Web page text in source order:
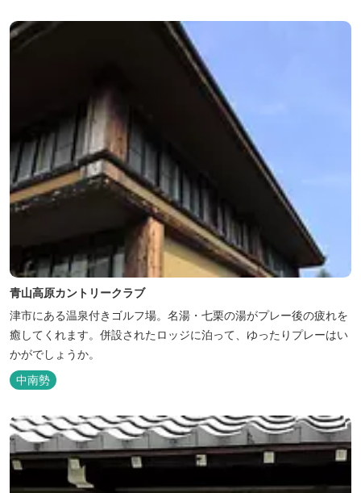
時をお過ごしください。 2023年6月よりペット可となりました。
青山高原カントリークラブ
津市にある温泉付きゴルフ場。名湯・七栗の湯がプレー後の疲れを
癒してくれます。併設されたロッジに泊って、ゆったりプレーはい
かがでしょうか。
中南勢